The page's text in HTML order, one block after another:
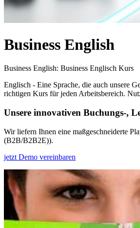
Business English
Business English: Business Englisch Kurs
Englisch - Eine Sprache, die auch unsere
richtigen Kurs für jeden Arbeitsbereich.
Unsere innovativen Buchungs-,
Wir liefern Ihnen eine maßgeschneiderte
(B2B/B2B2E)).
jetzt Demo vereinbaren